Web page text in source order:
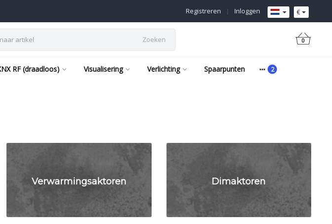
€
Inloggen
|
Registreren
Zoeken 0
RF (draadloos) Visualisering Verlichting Spaarpunten
Verwarmingsaktoren Dimaktoren